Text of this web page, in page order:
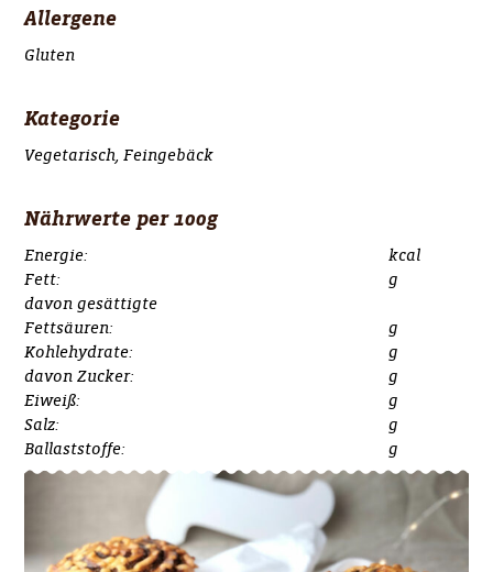
Kontakt
Allergene
Gluten
Kategorie
Vegetarisch, Feingebäck
Nährwerte per 100g
Energie:
kcal
Fett:
g
davon gesättigte
Fettsäuren:
g
Kohlehydrate:
g
davon Zucker:
g
Eiweiß:
g
Salz:
g
Ballaststoffe:
g